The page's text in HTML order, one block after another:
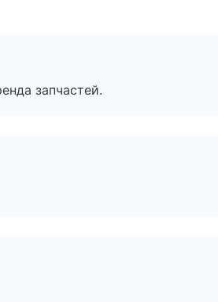
запчастей.